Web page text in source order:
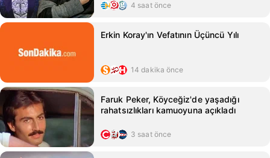
4 saat önce
Erkin Koray'ın Vefatının Üçüncü Yılı
14 dakika önce
Faruk Peker, Köyceğiz'de yaşadığı
rahatsızlıkları kamuoyuna açıkladı
3 saat önce